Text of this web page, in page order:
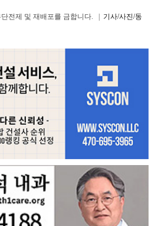
단전제 및 재배포를 금합니다. | 기사/사진/동